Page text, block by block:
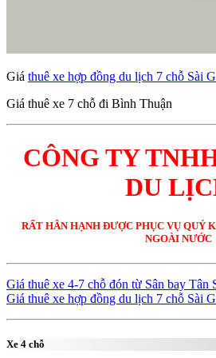
Giá thuê xe hợp đồng du lịch 7 chỗ Sài
Giá thuê xe 7 chỗ đi Bình Thuận
CÔNG TY
DU
RẤT HÂN HẠNH ĐƯỢC PHỤC VỤ QUÝ
NGOÀI NƯỚC
Giá thuê xe 4-7 chỗ đón từ Sân bay Tân
Giá thuê xe hợp đồng du lịch 7 chỗ Sài
Xe 4 chỗ